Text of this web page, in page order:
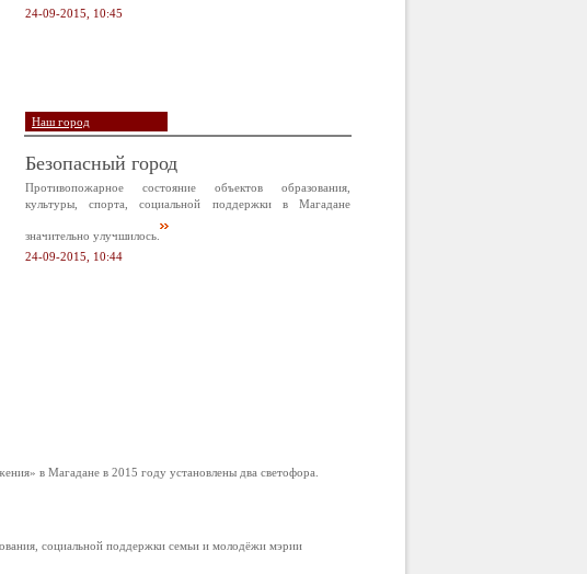
24-09-2015, 10:45
Наш город
Безопасный город
Противопожарное состояние объектов образования,
культуры, спорта, социальной поддержки в Магадане
значительно улучшилось.
24-09-2015, 10:44
в Магадане в 2015 году установлены два светофора.
социальной поддержки семьи и молодёжи мэрии